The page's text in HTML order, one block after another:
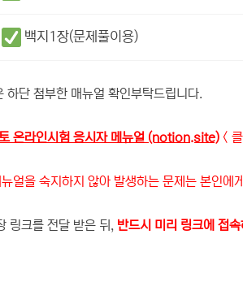
백지1장(문제풀이용)
하단 첨부한 매뉴얼 확인부탁드립니다.
온라인시험 응시자 메뉴얼 (notion.site) <
아 발생하는 문제는 본인에게
링크를 전달 받은 뒤, 반드시 미리 링크에 접